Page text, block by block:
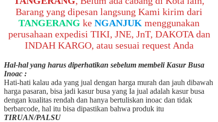
Barang yang dipesan langsung Kami kirim dari
TANGERANG ke NGANJUK menggunakan
perusahaan expedisi TIKI, JNE, JnT, DAKOTA dan
INDAH KARGO, atau sesuai request Anda
Hal-hal yang harus diperhatikan sebelum membeli Kasur Busa
Inoac :
Hati-hati kalau ada yang jual dengan harga murah dan jauh dibawah
harga pasaran, bisa jadi kasur busa yang Ia jual adalah kasur busa
dengan kualitas rendah dan hanya bertuliskan inoac dan tidak
berbarcode, hal itu bisa dipastikan bahwa produk itu
TIRUAN/PALSU